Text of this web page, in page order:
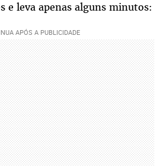
e leva apenas alguns minutos: